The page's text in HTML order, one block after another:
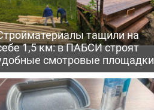
тащили на
1,5 км: в ПАБСИ строят
смотровые площадки